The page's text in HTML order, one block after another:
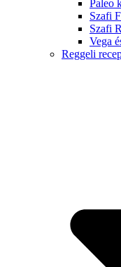
Paleo
Szafi
Szafi
Vega
Reggeli